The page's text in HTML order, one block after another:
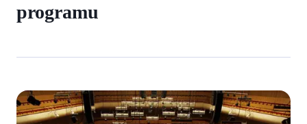
programu